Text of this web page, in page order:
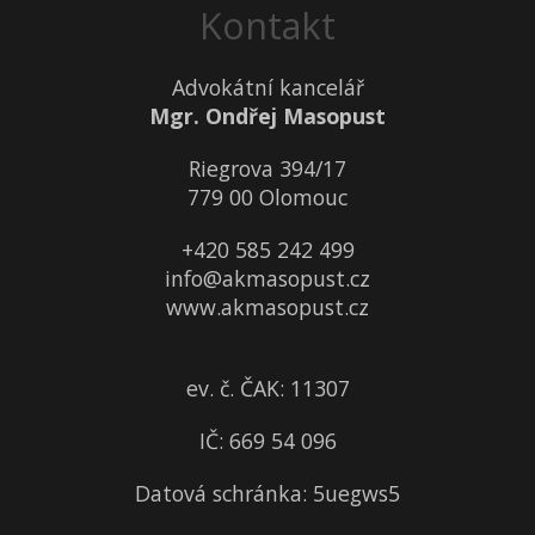
Kontakt
Advokátní kancelář
Mgr. Ondřej Masopust
Riegrova 394/17
779 00 Olomouc
+420 585 242 499
info@akmasopust.cz
www.akmasopust.cz
ev. č. ČAK: 11307
IČ: 669 54 096
Datová schránka: 5uegws5